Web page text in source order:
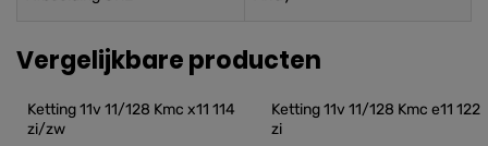
Vergelijkbare producten
Ketting 11v 11/128 Kmc x11 114
zi/zw
Ketting 11v 11/128 Kmc e11 122
zi